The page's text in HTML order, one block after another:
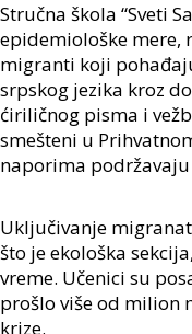
Stručna škola “Sveti
epidemiološke mere,
migranti koji
srpskog jezika kroz
ćiriličnog pisma i
smešteni u P
naporima
Uključivanje
što jeekološka
vreme. Učenici su
prošlo više od milion
krize.